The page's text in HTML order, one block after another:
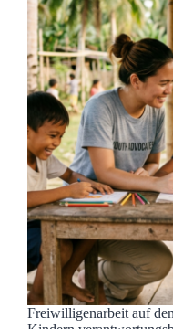
Freiwilligenarbeit auf